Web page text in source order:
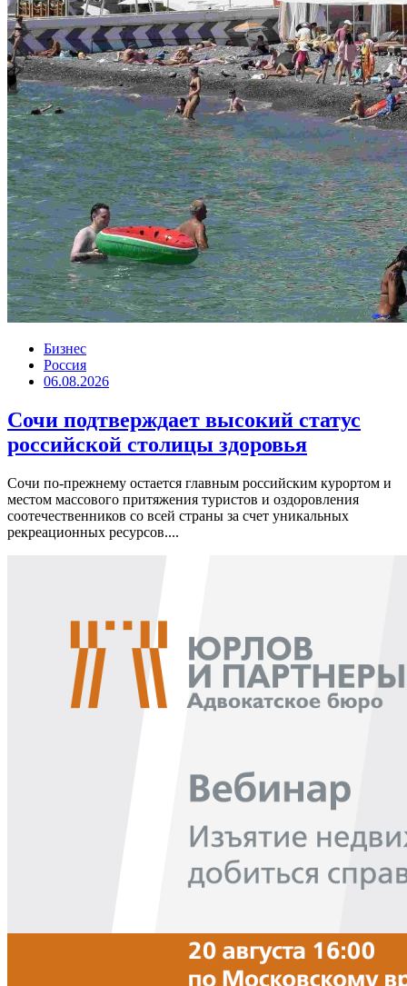
Бизнес
Россия
06.08.2026
Сочи подтверждает высокий статус
российской столицы здоровья
Сочи по-прежнему остается главным российским курортом и
местом массового притяжения туристов и оздоровления
соотечественников со всей страны за счет уникальных
рекреационных ресурсов....